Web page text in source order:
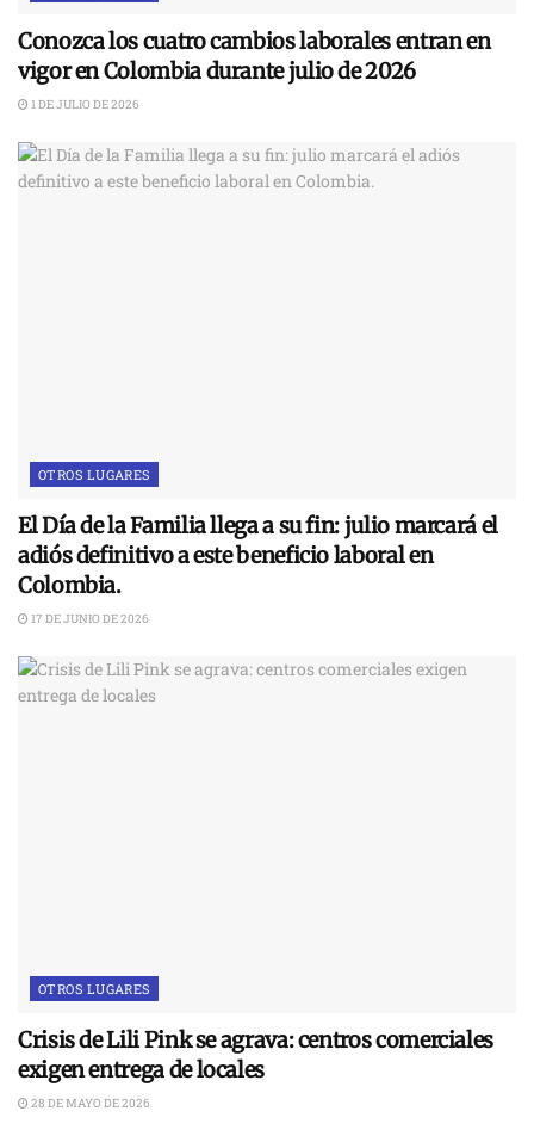
Conozca los cuatro cambios laborales entran en
vigor en Colombia durante julio de 2026
1 DE JULIO DE 2026
OTROS LUGARES
El Día de la Familia llega a su fin: julio marcará el
adiós definitivo a este beneficio laboral en
Colombia.
17 DE JUNIO DE 2026
OTROS LUGARES
Crisis de Lili Pink se agrava: centros comerciales
exigen entrega de locales
28 DE MAYO DE 2026